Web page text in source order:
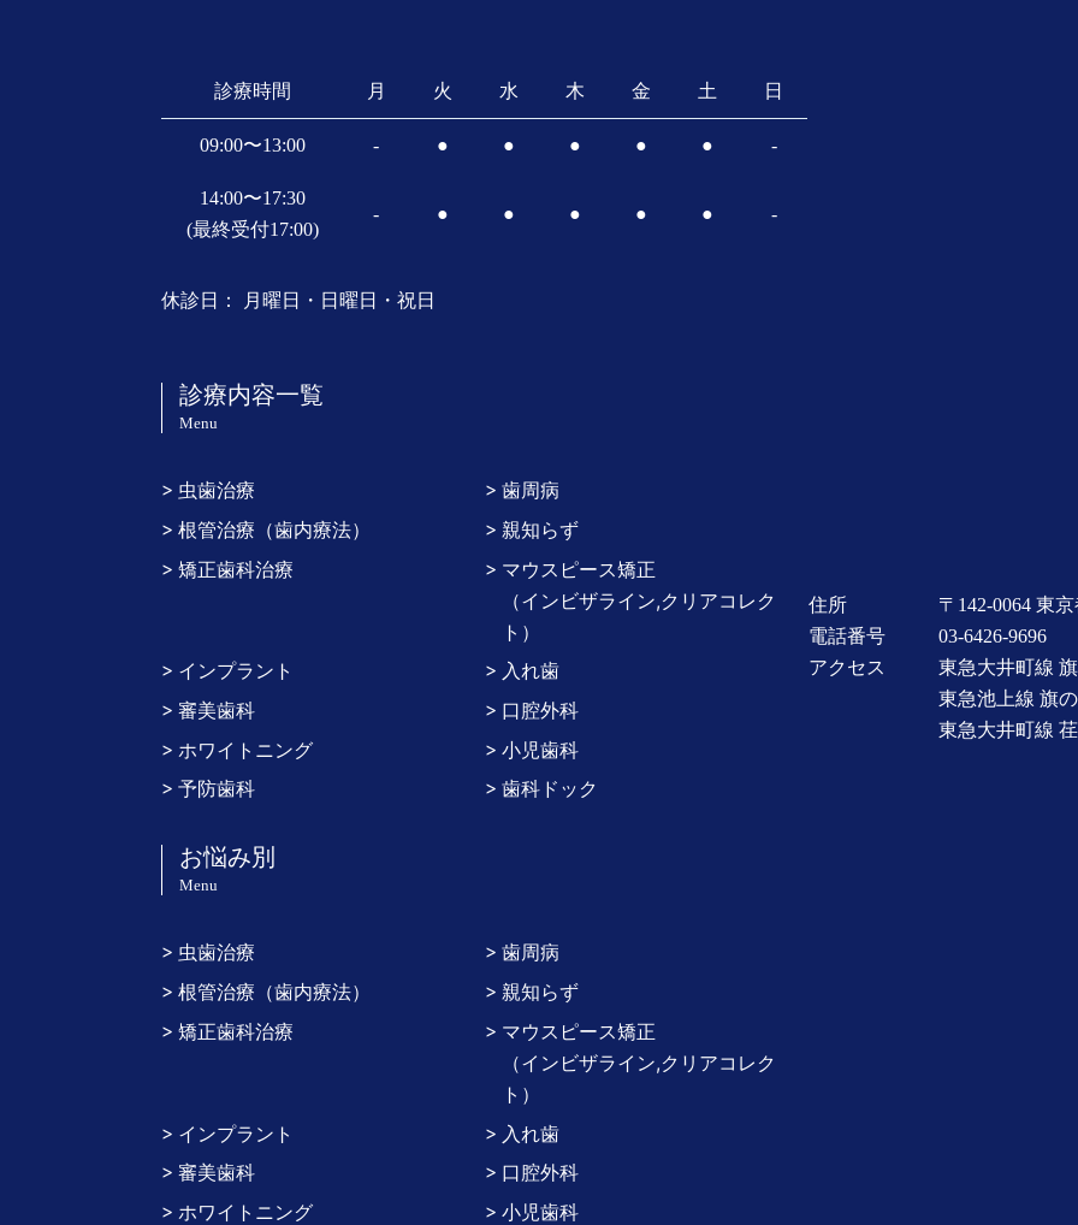
診療時間 月 火 水 木 金 土 日
09:00〜13:00 - ● ● ● ● ● -
14:00〜17:30
(最終受付17:00)
- ● ● ● ● ● -
休診日： 月曜日・日曜日・祝日
診療内容一覧
Menu
虫歯治療
歯周病
根管治療（歯内療法）
親知らず
矯正歯科治療
マウスピース矯正
（インビザライン,クリアコレク
ト）
インプラント
入れ歯
審美歯科
口腔外科
ホワイトニング
小児歯科
予防歯科
歯科ドック
お悩み別
Menu
虫歯治療
歯周病
根管治療（歯内療法）
親知らず
矯正歯科治療
マウスピース矯正
（インビザライン,クリアコレク
ト）
インプラント
入れ歯
審美歯科
口腔外科
ホワイトニング
小児歯科
住所 〒142-0064 東京
電話番号
03-6426-9696
アクセス
東急大井町線
東急池上線 旗
東急大井町線